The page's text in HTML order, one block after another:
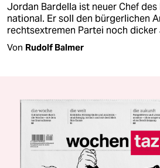
Jordan Bardella ist neuer Chef
national. Er soll den bürgerlichen
rechtsextremen Partei noch dicker
Von Rudolf Balmer